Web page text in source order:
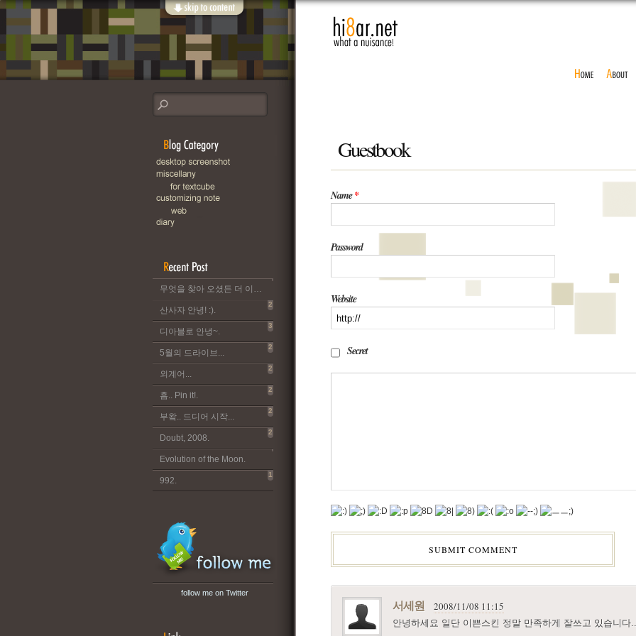
Guestbook
Name*
Password
Website
Secret
서세원 2008/11/08 11:15
안녕하세요 일단 이쁜스킨 정말 만족하게 잘쓰고 있습니다
무엇을 찾아 오셨든 더 이상 이 블로그는 운영되지 않습니다..
산사자 안녕! :).
2
디아블로 안녕~.
3
5월의 드라이브...
2
외계어...
2
흠.. Pin it!.
2
부왘.. 드디어 시작...
2
Doubt, 2008.
2
Evolution of the Moon.
992.
1
follow me on Twitter